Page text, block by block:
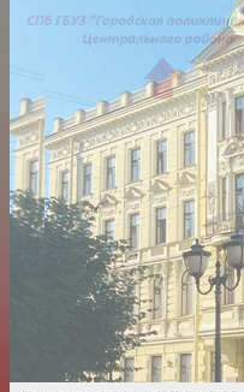
Главная
lqg0VGzP9Jc
29 января 2024